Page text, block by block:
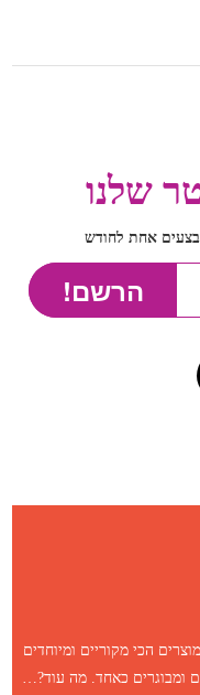
שלנו
אחת לחודש
הכי מקוריים ומיוחדים
ומבוגרים כאחד.מה עוד?…